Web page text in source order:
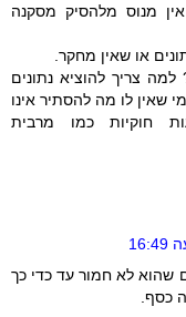
מנוס מלהסיק מסקנה
או שאין מחקר.
צריך להוציא נתונים
שאין לו מה להסתיר אינו
חוקיות כמו מרבית
שהוא לא חמור עד כדי כך
כסף.